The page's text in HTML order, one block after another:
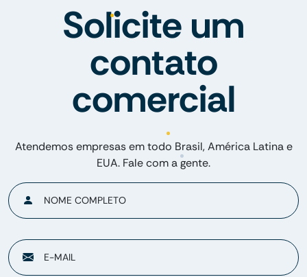
Solicite um
contato
comercial
Atendemos empresas em todo Brasil, América Latina e
EUA. Fale com a gente.
NOME COMPLETO
E-MAIL